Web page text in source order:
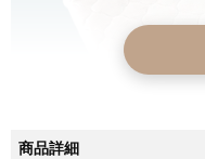
商品詳細